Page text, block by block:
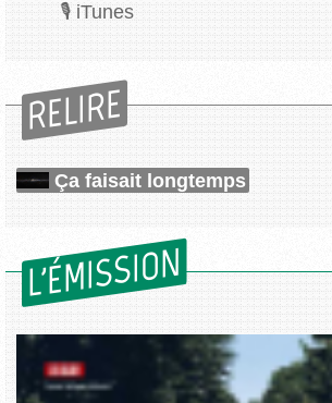
iTunes
RELIRE
Ça faisait longtemps
L'ÉMISSION